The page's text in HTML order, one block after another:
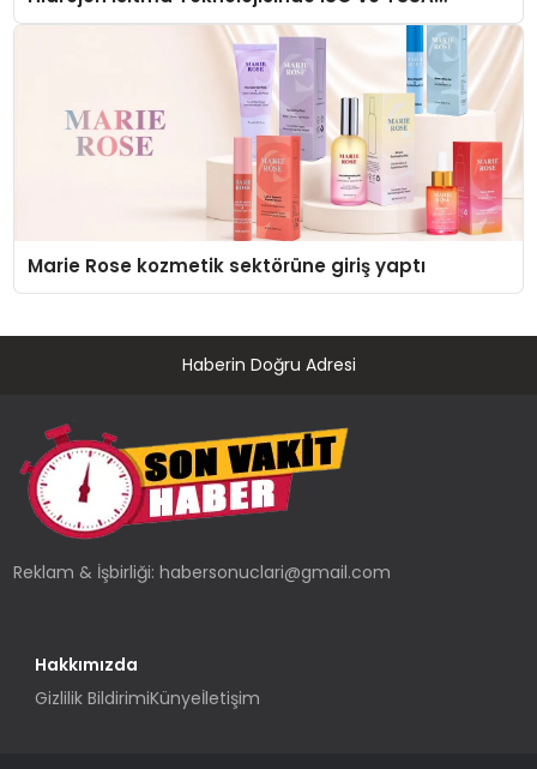
Düzenleyici Onaylarını Aldı
Marie Rose kozmetik sektörüne giriş yaptı
Haberin Doğru Adresi
Reklam & İşbirliği:habersonuclari@gmail.com
Hakkımızda
Gizlilik BildirimiKünyeİletişim